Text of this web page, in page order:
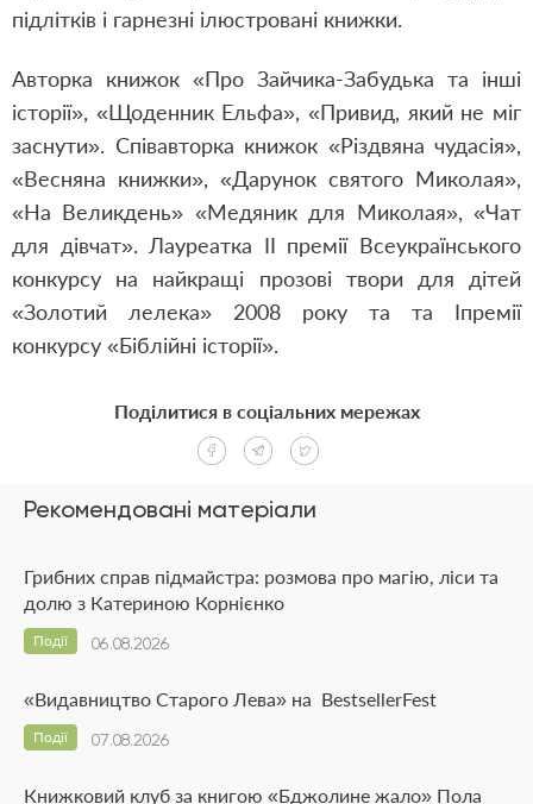
підлітків і гарнезні ілюстровані книжки.
Авторка книжок «Про Зайчика-Забудька та інші
історії», «Щоденник Ельфа», «Привид, який не міг
заснути». Співавторка книжок «Різдвяна чудасія»,
«Весняна книжки», «Дарунок святого Миколая»,
«На Великдень» «Медяник для Миколая», «Чат
для дівчат». Лауреатка ІІ премії Всеукраїнського
конкурсу на найкращі прозові твори для дітей
«Золотий лелека» 2008 року та та Iпремії
конкурсу «Біблійні історії».
Рекомендовані матеріали
Грибних справ підмайстра: розмова про магію, ліси та
долю з Катериною Корнієнко
06.08.2026
Події
«Видавництво Старого Лева» на BestsellerFest
07.08.2026
Події
Книжковий клуб за книгою «Бджолине жало» Пола
Поділитися в соціальних мережах